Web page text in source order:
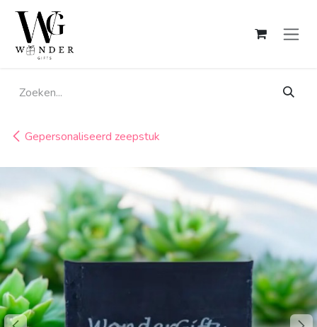
Overslaan naar inhoud
Gepersonaliseerd zeepstuk